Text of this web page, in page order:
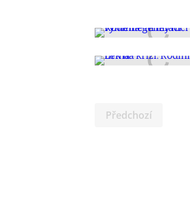
Předchozí